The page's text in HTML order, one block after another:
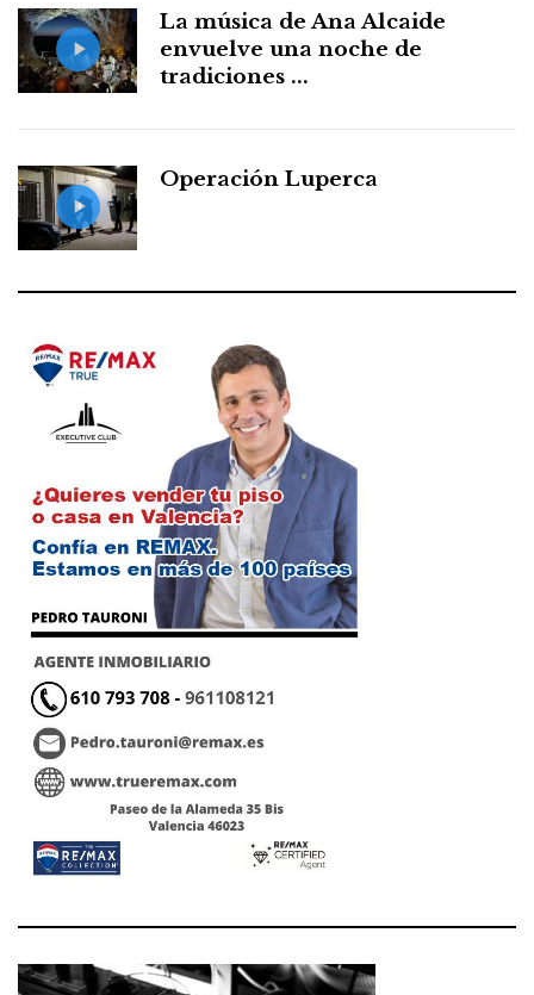
La música de Ana Alcaide
envuelve una noche de
tradiciones ...
Operación Luperca